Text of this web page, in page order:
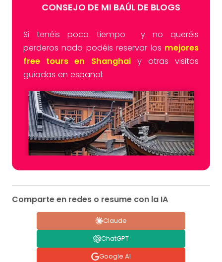
CONSEJO DE MI BAÚL DE BLOGS
Si tenéis poco tiempo y no queréis
perderos nada podéis reservar los mejores
free tours en Shanghaiy otras visitas
guiadas en español:
Comparte en redes o resume con la IA
Claude
ChatGPT
Google AI